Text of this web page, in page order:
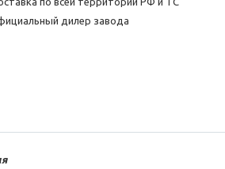
дилер завода